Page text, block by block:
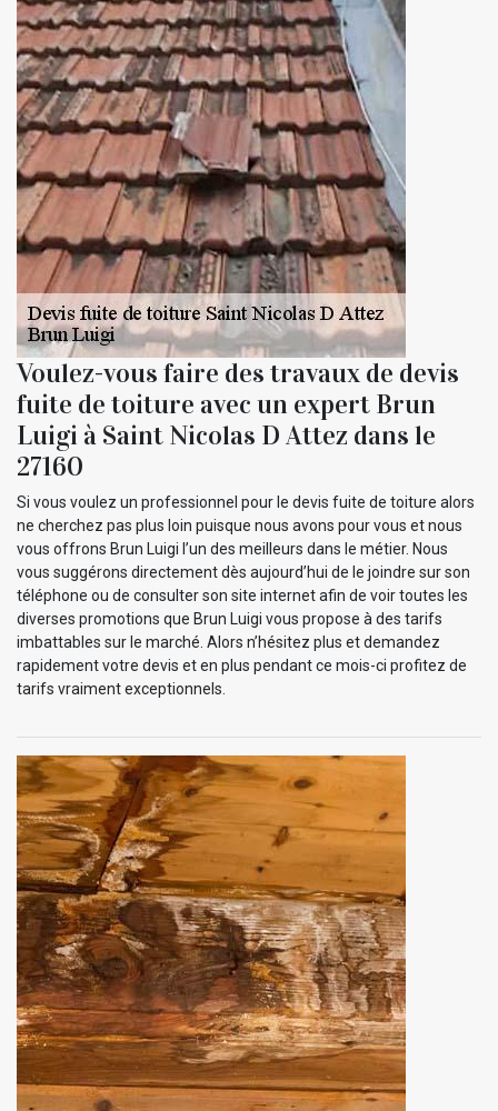
Voulez-vous faire des travaux de devis
fuite de toiture avec un expert Brun
Luigi à Saint Nicolas D Attez dans le
27160
Si vous voulez un professionnel pour le devis fuite de toiture alors
ne cherchez pas plus loin puisque nous avons pour vous et nous
vous offrons Brun Luigi l’un des meilleurs dans le métier. Nous
vous suggérons directement dès aujourd’hui de le joindre sur son
téléphone ou de consulter son site internet afin de voir toutes les
diverses promotions que Brun Luigi vous propose à des tarifs
imbattables sur le marché. Alors n’hésitez plus et demandez
rapidement votre devis et en plus pendant ce mois-ci profitez de
tarifs vraiment exceptionnels.